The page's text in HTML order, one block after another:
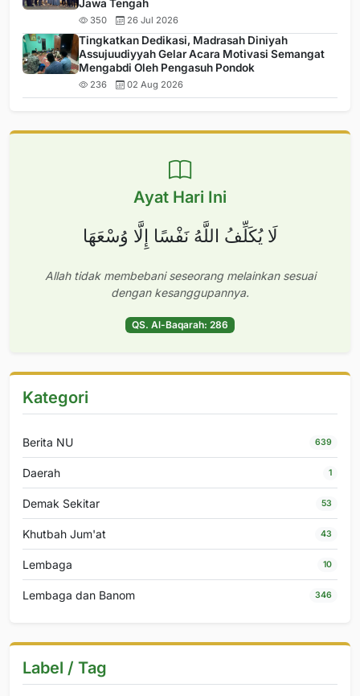
Jawa Tengah
350 26 Jul 2026
Tingkatkan Dedikasi, Madrasah Diniyah
Assujuudiyyah Gelar Acara Motivasi Semangat
Mengabdi Oleh Pengasuh Pondok
236 02 Aug 2026
Ayat Hari Ini
لَا يُكَلِّفُ اللَّهُ نَفْسًا إِلَّا وُسْعَهَا
Allah tidak membebani seseorang melainkan sesuai
dengan kesanggupannya.
QS. Al-Baqarah: 286
Kategori
Berita NU 639
Daerah 1
Demak Sekitar 53
Khutbah Jum'at 43
Lembaga 10
Lembaga dan Banom 346
Label / Tag